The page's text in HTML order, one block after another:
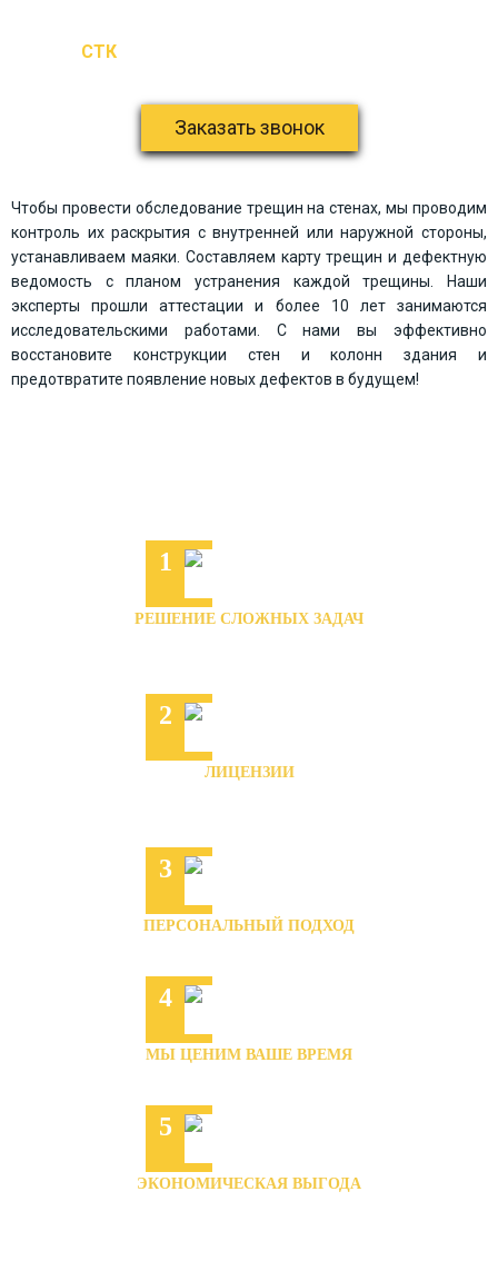
СТК
Заказать звонок
Чтобы провести обследование трещин на стенах, мы проводим
контроль их раскрытия с внутренней или наружной стороны,
устанавливаем маяки. Составляем карту трещин и дефектную
ведомость с планом устранения каждой трещины. Наши
эксперты прошли аттестации и более 10 лет занимаются
исследовательскими работами. С нами вы эффективно
восстановите конструкции стен и колонн здания и
предотвратите появление новых дефектов в будущем!
1
РЕШЕНИЕ СЛОЖНЫХ ЗАДАЧ
2
ЛИЦЕНЗИИ
3
ПЕРСОНАЛЬНЫЙ ПОДХОД
4
МЫ ЦЕНИМ ВАШЕ ВРЕМЯ
5
ЭКОНОМИЧЕСКАЯ ВЫГОДА